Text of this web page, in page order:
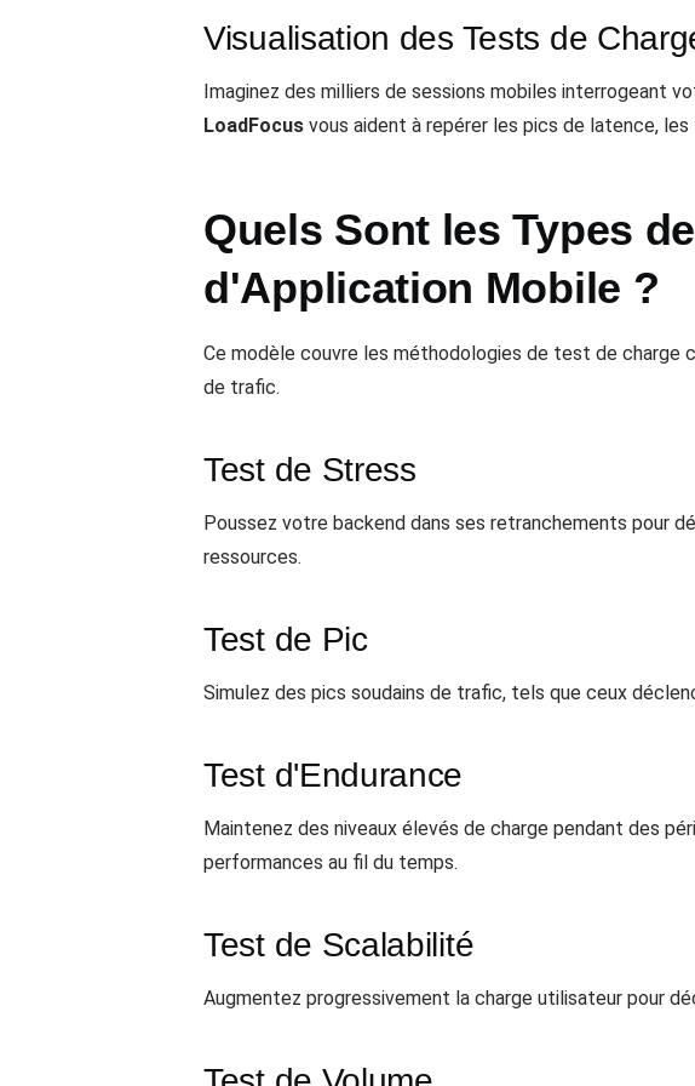
Visualisation des Tests de
Imaginez des milliers de sessions mobiles interrogeant
LoadFocus vous aident à repérer les pics de latence,
Quels Sont les Types
d'Application Mobile ?
Ce modèle couvre les méthodologies de test de
de trafic.
Test de Stress
Poussez votre backend dans ses retranchements pour
ressources.
Test de Pic
Simulez des pics soudains de trafic, tels que ceux
Test d'Endurance
Maintenez des niveaux élevés de charge pendant des
performances au fil du temps.
Test de Scalabilité
Augmentez progressivement la charge utilisateur pour